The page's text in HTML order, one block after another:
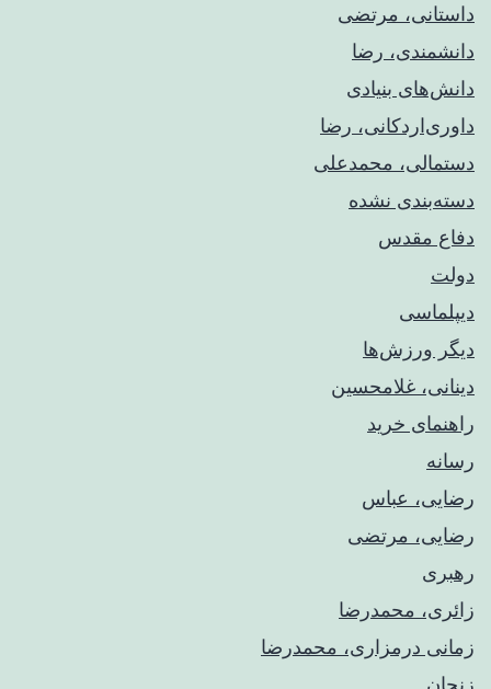
داستانی، مرتضی
دانشمندی، رضا
دانش‌های بنیادی
داوری‌اردکانی، رضا
دستمالی، محمدعلی
دسته‌بندی نشده
دفاع مقدس
دولت
دیپلماسی
دیگر ورزش‌ها
دینانی، غلامحسین
راهنمای خريد
رسانه
رضایی، عباس
رضایی، مرتضی
رهبری
زائری، محمدرضا
زمانی درمزاری، محمدرضا
زنجان